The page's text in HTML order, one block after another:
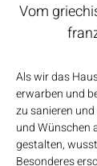
Vom
Als wir das
erwarben und
zu sanieren
und Wünschen
gestalten,
Besonderes